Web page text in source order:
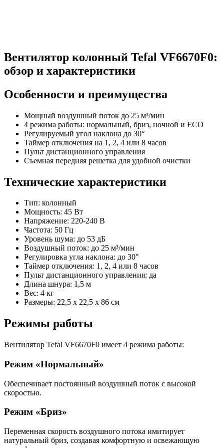
Вентилятор колонный Tefal VF6670F0:
обзор и характеристики
Особенности и преимущества
Мощный воздушный поток до 25 м³/мин
4 режима работы: нормальный, бриз, ночной и ECO
Регулируемый угол наклона до 30°
Таймер отключения на 1, 2, 4 или 8 часов
Пульт дистанционного управления
Съемная передняя решетка для удобной очистки
Технические характеристики
Тип: колонный
Мощность: 45 Вт
Напряжение: 220-240 В
Частота: 50 Гц
Уровень шума: до 53 дБ
Воздушный поток: до 25 м³/мин
Регулировка угла наклона: до 30°
Таймер отключения: 1, 2, 4 или 8 часов
Пульт дистанционного управления: да
Длина шнура: 1,5 м
Вес: 4 кг
Размеры: 22,5 x 22,5 x 86 см
Режимы работы
Вентилятор Tefal VF6670F0 имеет 4 режима работы:
Режим «Нормальный»
Обеспечивает постоянный воздушный поток с высокой
скоростью.
Режим «Бриз»
Переменная скорость воздушного потока имитирует
натуральный бриз, создавая комфортную и освежающую